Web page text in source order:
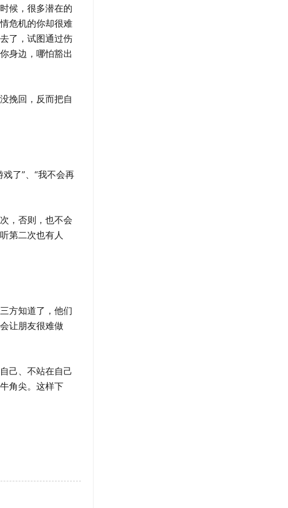
候，很多潜在的
危机的你却很难
了，试图通过伤
身边，哪怕豁出
挽回，反而把自
了”、“我不会再
，否则，也不会
第二次也有人
方知道了，他们
让朋友很难做
己、不站在自己
角尖。这样下